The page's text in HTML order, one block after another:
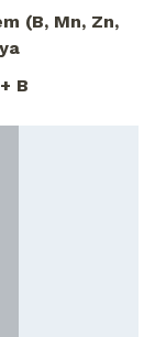
(B, Mn, Zn,
B